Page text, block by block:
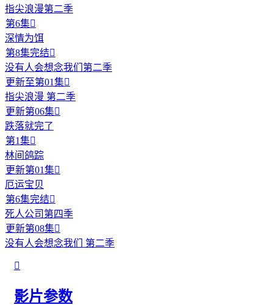
指尖浪漫第二季
第6集
深情为饵
第8集完结
没有人会想念我们第二季
更新至第01集
指尖浪漫 第二季
更新第06集
跌落就完了
第1集
林间鸽踪
更新第01集
厄运宝贝
第6集完结
死人公司第四季
更新第08集
没有人会想念我们 第二季

影片参数